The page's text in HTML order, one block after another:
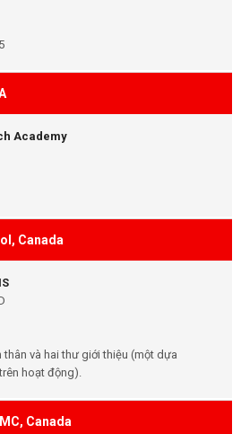
Academy
Canada
và hai thư giới thiệu (một dựa
hoạt động).
Canada